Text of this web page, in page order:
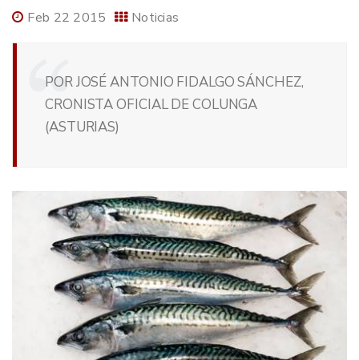
Feb 22 2015 Noticias
POR JOSÉ ANTONIO FIDALGO SÁNCHEZ,
CRONISTA OFICIAL DE COLUNGA
(ASTURIAS)